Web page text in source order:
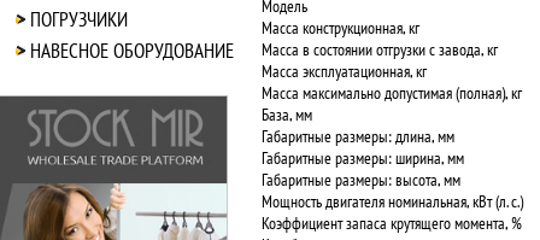
ПОГРУЗЧИКИ
НАВЕСНОЕ ОБОРУДОВАНИЕ
Модель
Масса конструкционная, кг
Масса в состоянии отгрузки с завода, кг
Масса эксплуатационная, кг
Масса максимально допустимая (полная), кг
База, мм
Габаритные размеры: длина, мм
Габаритные размеры: ширина, мм
Габаритные размеры: высота, мм
Мощность двигателя номинальная, кВт (л. с.)
Коэффициент запаса крутящего момента, %